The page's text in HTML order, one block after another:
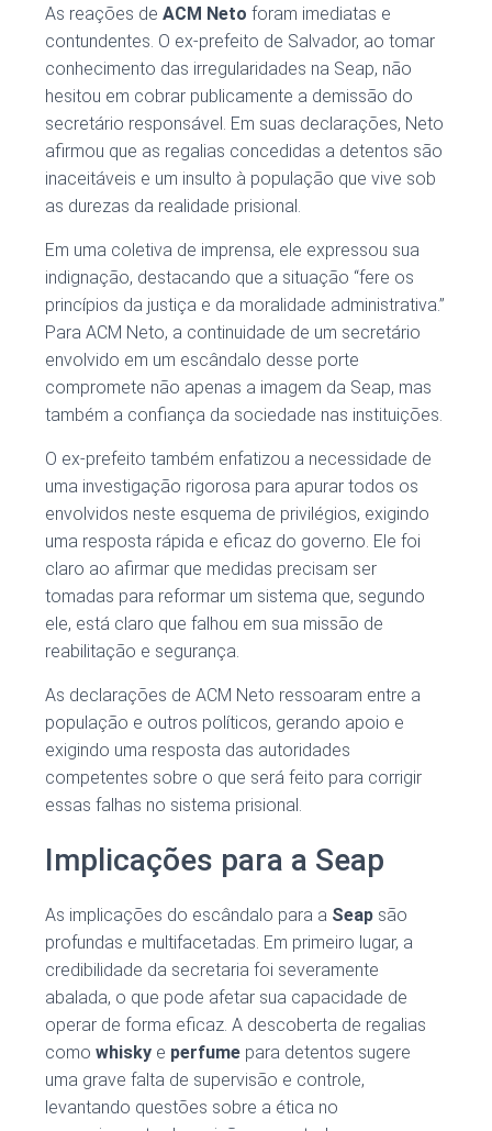
As reações de ACM Neto foram imediatas e
contundentes. O ex-prefeito de Salvador, ao tomar
conhecimento das irregularidades na Seap, não
hesitou em cobrar publicamente a demissão do
secretário responsável. Em suas declarações, Neto
afirmou que as regalias concedidas a detentos são
inaceitáveis e um insulto à população que vive sob
as durezas da realidade prisional.
Em uma coletiva de imprensa, ele expressou sua
indignação, destacando que a situação “fere os
princípios da justiça e da moralidade administrativa.”
Para ACM Neto, a continuidade de um secretário
envolvido em um escândalo desse porte
compromete não apenas a imagem da Seap, mas
também a confiança da sociedade nas instituições.
O ex-prefeito também enfatizou a necessidade de
uma investigação rigorosa para apurar todos os
envolvidos neste esquema de privilégios, exigindo
uma resposta rápida e eficaz do governo. Ele foi
claro ao afirmar que medidas precisam ser
tomadas para reformar um sistema que, segundo
ele, está claro que falhou em sua missão de
reabilitação e segurança.
As declarações de ACM Neto ressoaram entre a
população e outros políticos, gerando apoio e
exigindo uma resposta das autoridades
competentes sobre o que será feito para corrigir
essas falhas no sistema prisional.
Implicações para a Seap
As implicações do escândalo para a Seap são
profundas e multifacetadas. Em primeiro lugar, a
credibilidade da secretaria foi severamente
abalada, o que pode afetar sua capacidade de
operar de forma eficaz. A descoberta de regalias
como whisky e perfume para detentos sugere
uma grave falta de supervisão e controle,
levantando questões sobre a ética no